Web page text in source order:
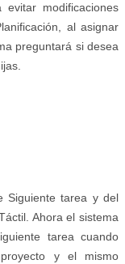
modificaciones
al asignar
preguntará si desea
Siguiente tarea y del
Ahora el sistema
tarea cuando
y el mismo